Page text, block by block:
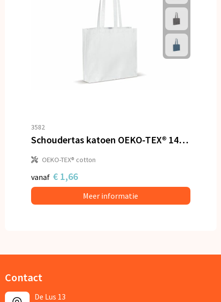
3582
Schoudertas katoen OEKO-TEX® 140g/m² 40x10x35cm
OEKO-TEX® cotton
vanaf € 1,66
Meer informatie
Contact
De Lus 13